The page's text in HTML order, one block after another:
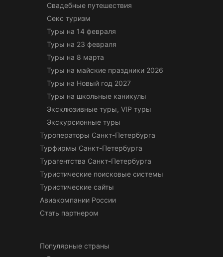
Свадебные путешествия
Секс туризм
Туры на 14 февраля
Туры на 23 февраля
Туры на 8 марта
Туры на майские праздники 2026
Туры на Новый год 2027
Туры на школьные каникулы
Эксклюзивные туры, VIP туры
Экскурсионные туры
Туроператоры Санкт-Петербурга
Турфирмы Санкт-Петербурга
Турагентства Санкт-Петербурга
Туристические поисковые системы
Туристические сайты
Авиакомпании России
Стать партнером
Популярные страны